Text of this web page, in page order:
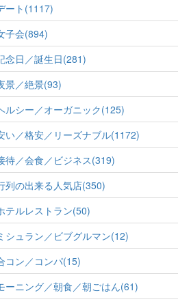
ート(1117)
子会(894)
念日／誕生日(281)
景／絶景(93)
ルシー／オーガニック(125)
い／格安／リーズナブル(1172)
待／会食／ビジネス(319)
列の出来る人気店(350)
テルレストラン(50)
シュラン／ビブグルマン(12)
コン／コンパ(15)
ーニング／朝食／朝ごはん(61)